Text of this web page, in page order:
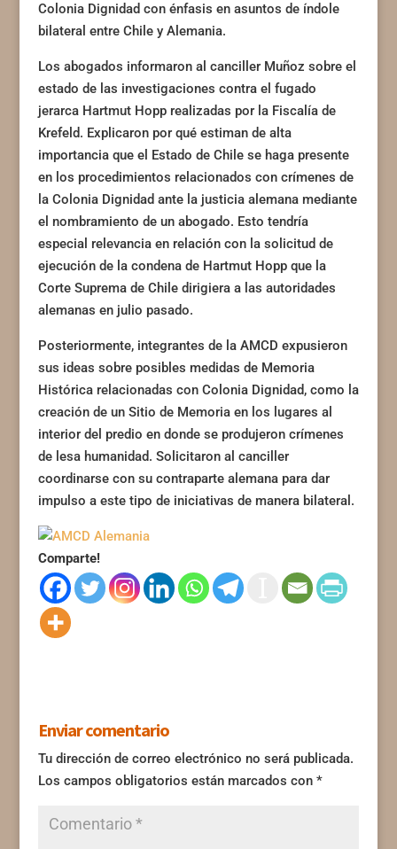
Colonia Dignidad con énfasis en asuntos de índole
bilateral entre Chile y Alemania.
Los abogados informaron al canciller Muñoz sobre el
estado de las investigaciones contra el fugado
jerarca Hartmut Hopp realizadas por la Fiscalía de
Krefeld. Explicaron por qué estiman de alta
importancia que el Estado de Chile se haga presente
en los procedimientos relacionados con crímenes de
la Colonia Dignidad ante la justicia alemana mediante
el nombramiento de un abogado. Esto tendría
especial relevancia en relación con la solicitud de
ejecución de la condena de Hartmut Hopp que la
Corte Suprema de Chile dirigiera a las autoridades
alemanas en julio pasado.
Posteriormente, integrantes de la AMCD expusieron
sus ideas sobre posibles medidas de Memoria
Histórica relacionadas con Colonia Dignidad, como la
creación de un Sitio de Memoria en los lugares al
interior del predio en donde se produjeron crímenes
de lesa humanidad. Solicitaron al canciller
coordinarse con su contraparte alemana para dar
impulso a este tipo de iniciativas de manera bilateral.
Comparte!
Enviar comentario
Tu dirección de correo electrónico no será publicada.
Los campos obligatorios están marcados con *